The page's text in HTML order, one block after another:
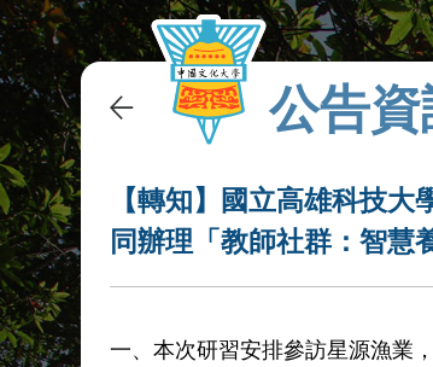
公告
【轉知】國立高雄科技
同辦理「教師社群：智慧
一、本次研習安排參訪星源漁業